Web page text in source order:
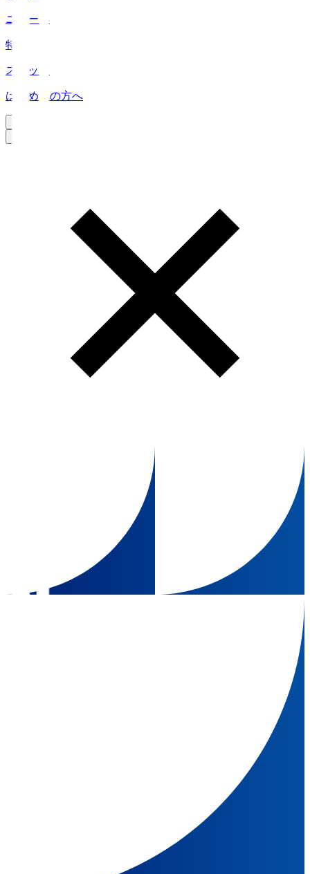
ニュース
特集
スタッツ
はじめての方へ